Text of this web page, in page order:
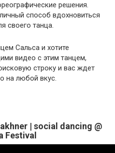
решения.
способ вдохновиться
своего танца.
Сальса и хотите
видео с этим танцем,
строку и вас ждет
на любой вкус.
| social dancing @
Festival